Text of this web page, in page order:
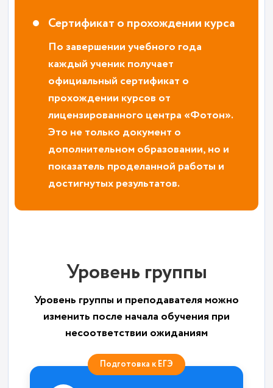
Сертификат о прохождении курса
По завершении учебного года
каждый ученик получает
официальный сертификат о
прохождении курсов от
лицензированного центра «Фотон».
Это не только документ о
дополнительном образовании, но и
показатель проделанной работы и
достигнутых результатов.
Уровень группы
Уровень группы и преподавателя можно
изменить после начала обучения при
несоответствии ожиданиям
Подготовка к ЕГЭ